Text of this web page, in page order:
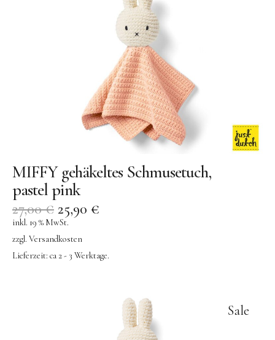
MIFFY gehäkeltes Schmusetuch,
pastel pink
27,00€ 25,90 €
inkl. 19 % MwSt.
zzgl. Versandkosten
Lieferzeit: ca 2 - 3 Werktage.
Sale